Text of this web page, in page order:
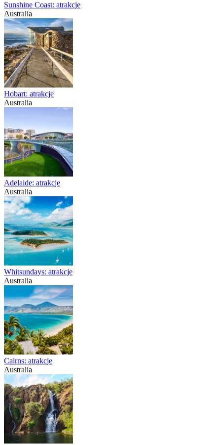
Sunshine Coast: atrakcje
Australia
Hobart: atrakcje
Australia
Adelaide: atrakcje
Australia
Whitsundays: atrakcje
Australia
Cairns: atrakcje
Australia